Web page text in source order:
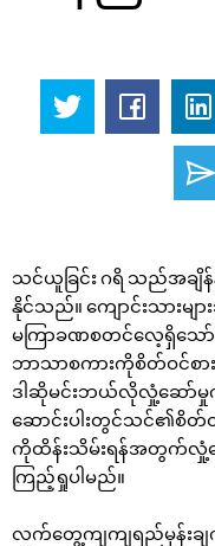
သင်ယူခြင်း ဂရိ သည်အချိန်
နိုင်သည်။ ကျောင်းသားမျ
မကြာခဏစတင်လေ့ရှိသေ
ဘာသာစကားကိုစိတ်ဝင်စာ
ဒါဆိုမင်းဘယ်လိုလှုံ့ဆော်မှုကို
ဆောင်းပါးတွင်သင်၏စိတ်
ကိုထိန်းသိမ်းရန်အတွက်လှုံ့
ကြည့်ရှုပါမည်။
လက်တွေ့ကျကျရည်မှန်းချ